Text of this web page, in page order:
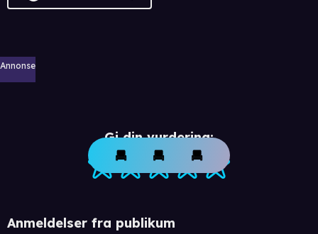
Annonse
Gi din vurdering:
Anmeldelser fra publikum